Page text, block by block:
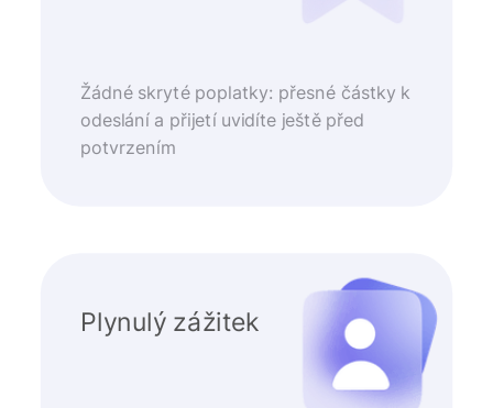
Žádné skryté poplatky: přesné částky k
odeslání a přijetí uvidíte ještě před
potvrzením
Plynulý zážitek